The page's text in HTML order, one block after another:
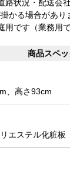
路状況・配送会
かる場合があり
用です（業務用
商品スペッ
、高さ93cm
エステル化粧板